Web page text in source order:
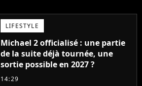
LIFESTYLE
Michael 2 officialisé : une partie
de la suite déjà tournée, une
sortie possible en 2027 ?
14:29